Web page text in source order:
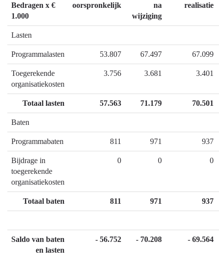
Programma
samenleving
Heeft
gekost
kosten?
Bedragen x €
1.000
oorspronkelijk
na
wijziging
realisatie
Lasten
Programmalasten 53.807 67.497 67.099
Toegerekende
organisatiekosten
3.756 3.681 3.401
Totaal lasten 57.563 71.179 70.501
Baten
Programmabaten 811 971 937
Bijdrage in
toegerekende
organisatiekosten
0 0 0
Totaal baten 811 971 937
Saldo van baten
en lasten
- 56.752 - 70.208 - 69.564